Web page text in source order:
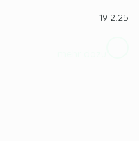
19.2.25